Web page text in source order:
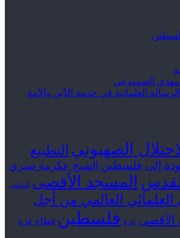
الصهيوني التطبيع
إلى فلسطين الشيخ عكرمة صبري
المسجد الأقصى الملتقى
العلمائي العالمي من أجل
الأقصى غزة فلسطين قطاع غزة